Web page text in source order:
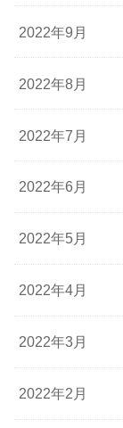
2022年9月
2022年8月
2022年7月
2022年6月
2022年5月
2022年4月
2022年3月
2022年2月